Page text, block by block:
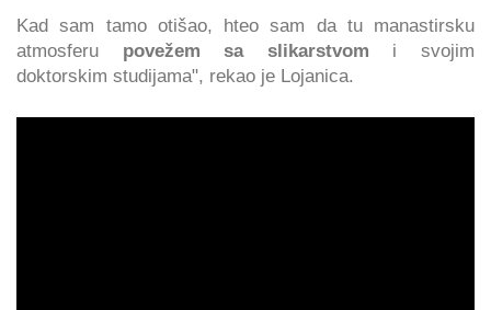
Kad sam tamo otišao, hteo sam da tu manastirsku
atmosferu povežem sa slikarstvom i svojim
doktorskim studijama", rekao je Lojanica.